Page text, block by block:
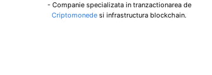
- Companie specializata in tranzactionarea de
Criptomonede si infrastructura blockchain.